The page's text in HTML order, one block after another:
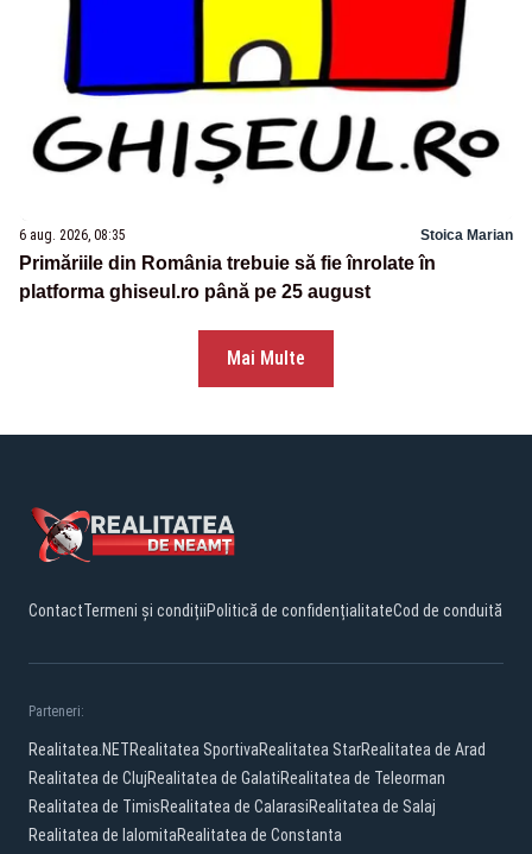
6 aug. 2026, 08:35 Stoica Marian
Primăriile din România trebuie să fie înrolate în
platforma ghiseul.ro până pe 25 august
Mai Multe
ContactTermeni și condițiiPolitică de confidențialitateCod de conduită
Parteneri:
Realitatea.NETRealitatea SportivaRealitatea StarRealitatea de Arad
Realitatea de ClujRealitatea de GalatiRealitatea de Teleorman
Realitatea de TimisRealitatea de CalarasiRealitatea de Salaj
Realitatea de IalomitaRealitatea de Constanta